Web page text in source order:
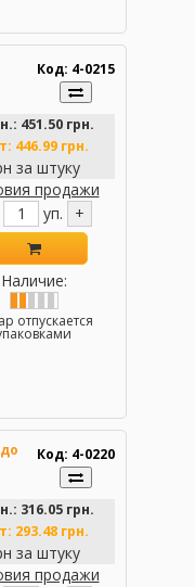
Код: 4-0215
451.50 грн.
446.99 грн.
за штуку
продажи
уп. +
Наличие:
отпускается
Код: 4-0220
316.05 грн.
293.48 грн.
за штуку
продажи